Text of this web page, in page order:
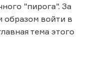
"пирога". За
образом войти в
тема этого